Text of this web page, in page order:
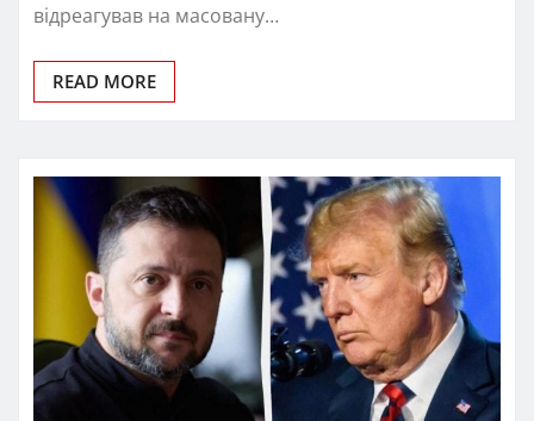
відреагував на масовану…
READ MORE